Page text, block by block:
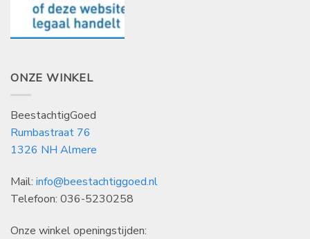
ONZE WINKEL
BeestachtigGoed
Rumbastraat 76
1326 NH Almere
Mail: info@beestachtiggoed.nl
Telefoon: 036-5230258
Onze winkel openingstijden: